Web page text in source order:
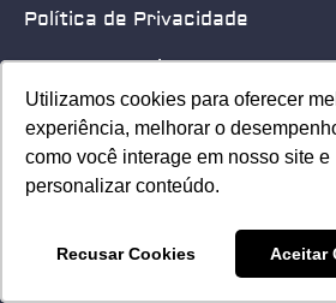
Utilizamos cookies para oferecer
experiência, melhorar o
como você interage em nosso site e
personalizar conteúdo.
Recusar Cookies Aceitar
Utilizamos cookies para oferecer
experiência, melhorar o
como você interage em nosso site e
personalizar conteúdo.
Recusar Cookies Aceitar
Política de Privacidade
Quero patrocinar
Contato
Home
© 2025 Security Leader. Todos os